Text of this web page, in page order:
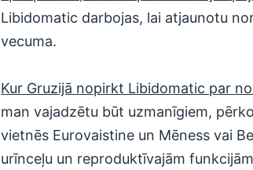
Libidomatic darbojas, lai atjaunotu
vecuma.
Kur Gruzijā nopirkt Libidomatic par
man vajadzētu būt uzmanīgiem,
vietnēs Eurovaistine un Mēness vai
urīnceļu un reproduktīvajām